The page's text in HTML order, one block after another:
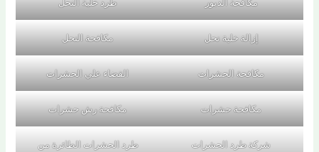
إزالة خلية نحل مكافحة النحل
مكافحة الحشرات القضاء علي الحشرات
مكافحة حشرات مكافحة رش حشرات
شركة طرد الحشرات
طرد الحشرات الطائرة من